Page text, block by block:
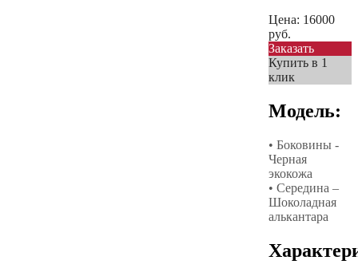
Цена: 16000
руб.
Заказать
Купить в 1
клик
Модель:
• Боковины -
Черная
экокожа
• Середина –
Шоколадная
алькантара